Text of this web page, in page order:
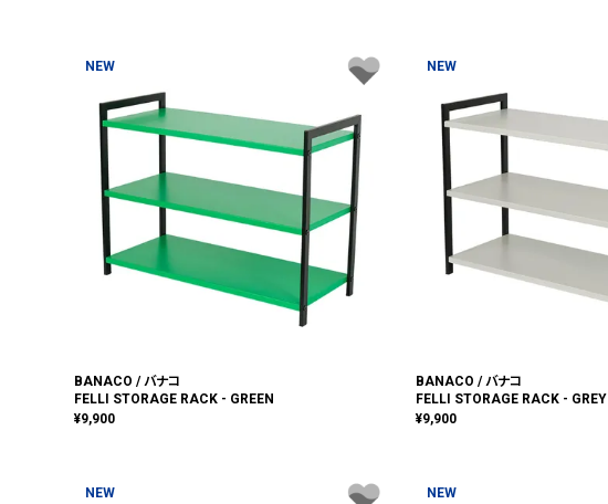
NEW
BANACO / バナコ
FELLI STORAGE RACK - GREEN
¥9,900
NEW
BANACO / バナコ
FELLI STORAGE RACK - GREY
¥9,900
NEW NEW